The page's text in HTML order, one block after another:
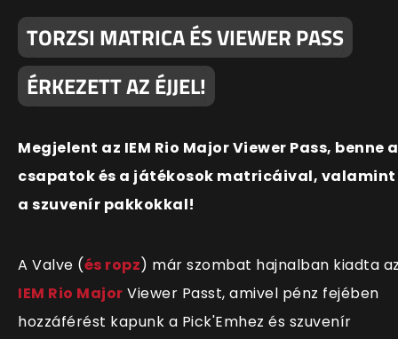
TORZSI MATRICA ÉS VIEWER PASS
ÉRKEZETT AZ ÉJJEL!
Megjelent az IEM Rio Major Viewer Pass, benne a
csapatok és a játékosok matricáival, valamint
a szuvenír pakkokkal!
A Valve (és ropz) már szombat hajnalban kiadta
IEM Rio Major Viewer Passt, amivel pénz fejében
hozzáférést kapunk a Pick'Emhez és szuvenír